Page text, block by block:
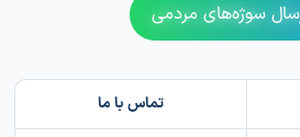
سوژه‌های مردمی
تماس با ما